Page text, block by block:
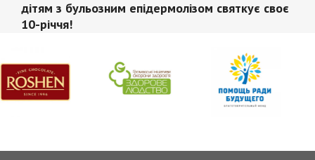
дітям з бульозним епідермолізом святкує своє
10-річчя!